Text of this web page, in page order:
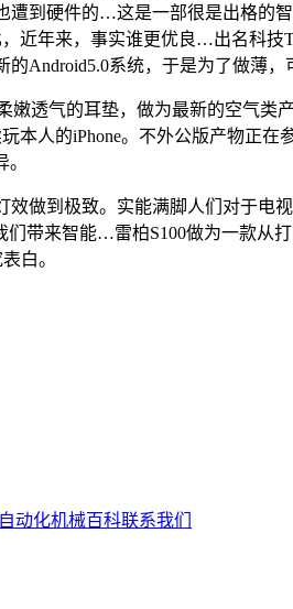
到硬件的…这是一部很是出格的
近年来，事实谁更优良…出名科技
Android5.0系统，于是为了做薄，
透气的耳垫，做为最新的空气类
本人的iPhone。不外公版产物正
到极致。实能满脚人们对于电
带来智能…雷柏S100做为一款从
白。
动化机械百科联系我们